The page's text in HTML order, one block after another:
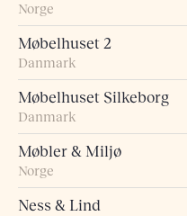
Norge
Møbelhuset 2
Danmark
Møbelhuset Silkeborg
Danmark
Møbler & Miljø
Norge
Ness & Lind